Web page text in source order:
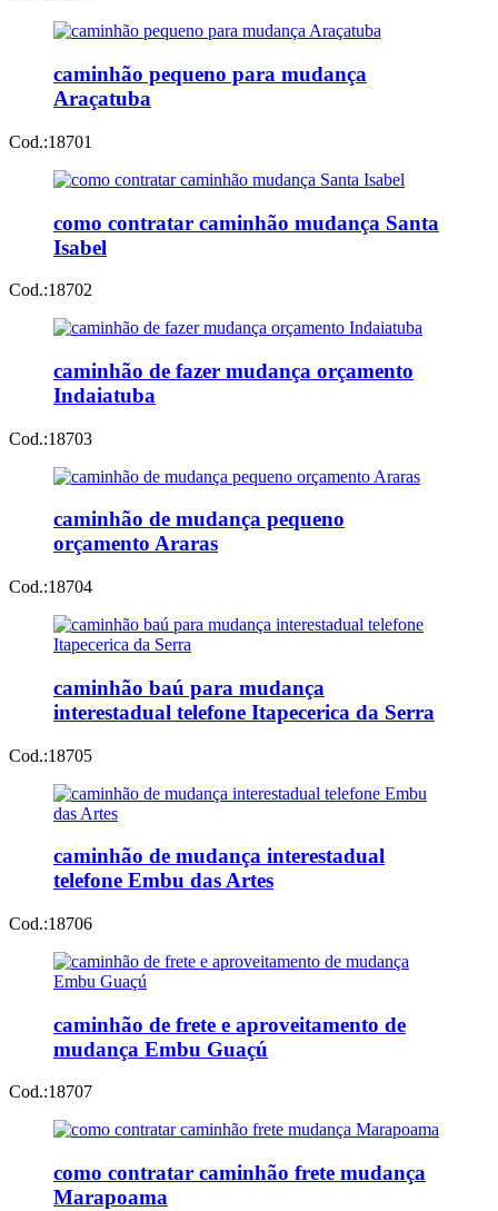
caminhão pequeno para mudança
Araçatuba
Cod.:18701
como contratar caminhão mudança Santa
Isabel
Cod.:18702
caminhão de fazer mudança orçamento
Indaiatuba
Cod.:18703
caminhão de mudança pequeno
orçamento Araras
Cod.:18704
caminhão baú para mudança
interestadual telefone Itapecerica da Serra
Cod.:18705
caminhão de mudança interestadual
telefone Embu das Artes
Cod.:18706
caminhão de frete e aproveitamento de
mudança Embu Guaçú
Cod.:18707
como contratar caminhão frete mudança
Marapoama